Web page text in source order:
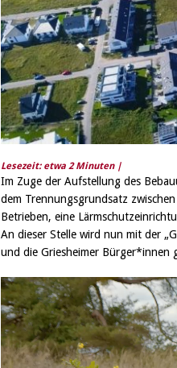
Lesezeit: etwa 2 Minuten |
Im Zuge der Aufstellung des
dem Trennungsgrundsatz
Betrieben, eine
An dieser Stelle wird nun mit der
und die Griesheimer Bürger*innen
Video-
Player